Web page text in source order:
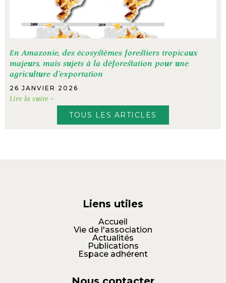
En Amazonie, des écosystèmes forestiers tropicaux
majeurs, mais sujets à la déforestation pour une
agriculture d’exportation
26 JANVIER 2026
Lire la suite »
TOUS LES ARTICLES
Liens utiles
Accueil
Vie de l'association
Actualités
Publications
Espace adhérent